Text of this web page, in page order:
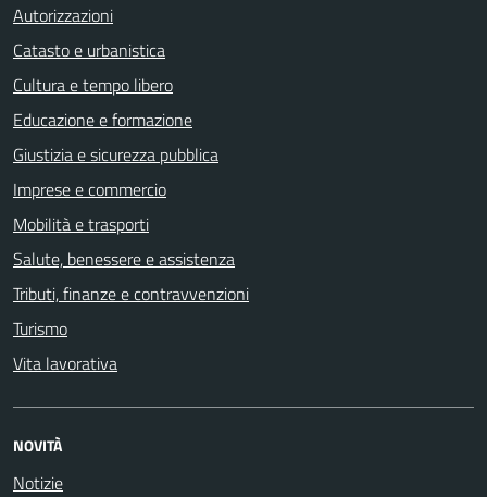
Autorizzazioni
Catasto e urbanistica
Cultura e tempo libero
Educazione e formazione
Giustizia e sicurezza pubblica
Imprese e commercio
Mobilità e trasporti
Salute, benessere e assistenza
Tributi, finanze e contravvenzioni
Turismo
Vita lavorativa
NOVITÀ
Notizie